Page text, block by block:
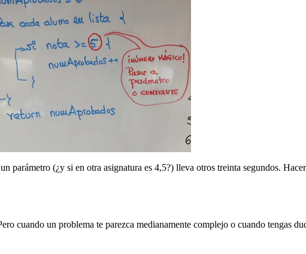
parámetro (¿y si en otra asignatura es 4,5?) lleva otros treinta segundos.
cuando un problema te parezca medianamente complejo o cuando tengas